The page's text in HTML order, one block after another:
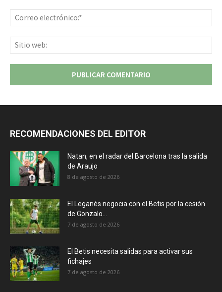
RECOMENDACIONES DEL EDITOR
Natan, en el radar del Barcelona tras la salida
de Araujo
8 de agosto de 2026
El Leganés negocia con el Betis por la cesión
de Gonzalo...
7 de agosto de 2026
El Betis necesita salidas para activar sus
fichajes
7 de agosto de 2026